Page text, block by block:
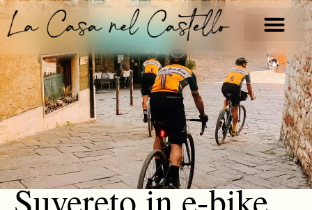
Vai
contenuto
Suvereto in e-bike